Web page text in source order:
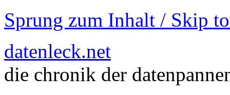
Sprung zum Inhalt / Skip
datenleck.net
die chronik der